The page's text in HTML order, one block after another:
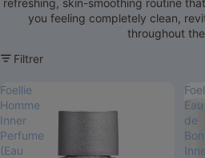
refreshing, skin-smoothing routine
you feeling completely clean,
throughout
Filtrer
Foellie
Homme
Inner
Perfume
(Eau
Eau
de